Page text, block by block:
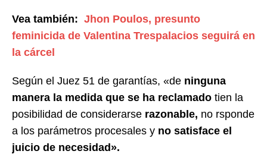
Vea también: Jhon Poulos, presunto
feminicida de Valentina Trespalacios seguirá en
la cárcel
Según el Juez 51 de garantías, «de ninguna
manera la medida que se ha reclamado tien la
posibilidad de considerarse razonable, no rsponde
a los parámetros procesales y no satisface el
juicio de necesidad».